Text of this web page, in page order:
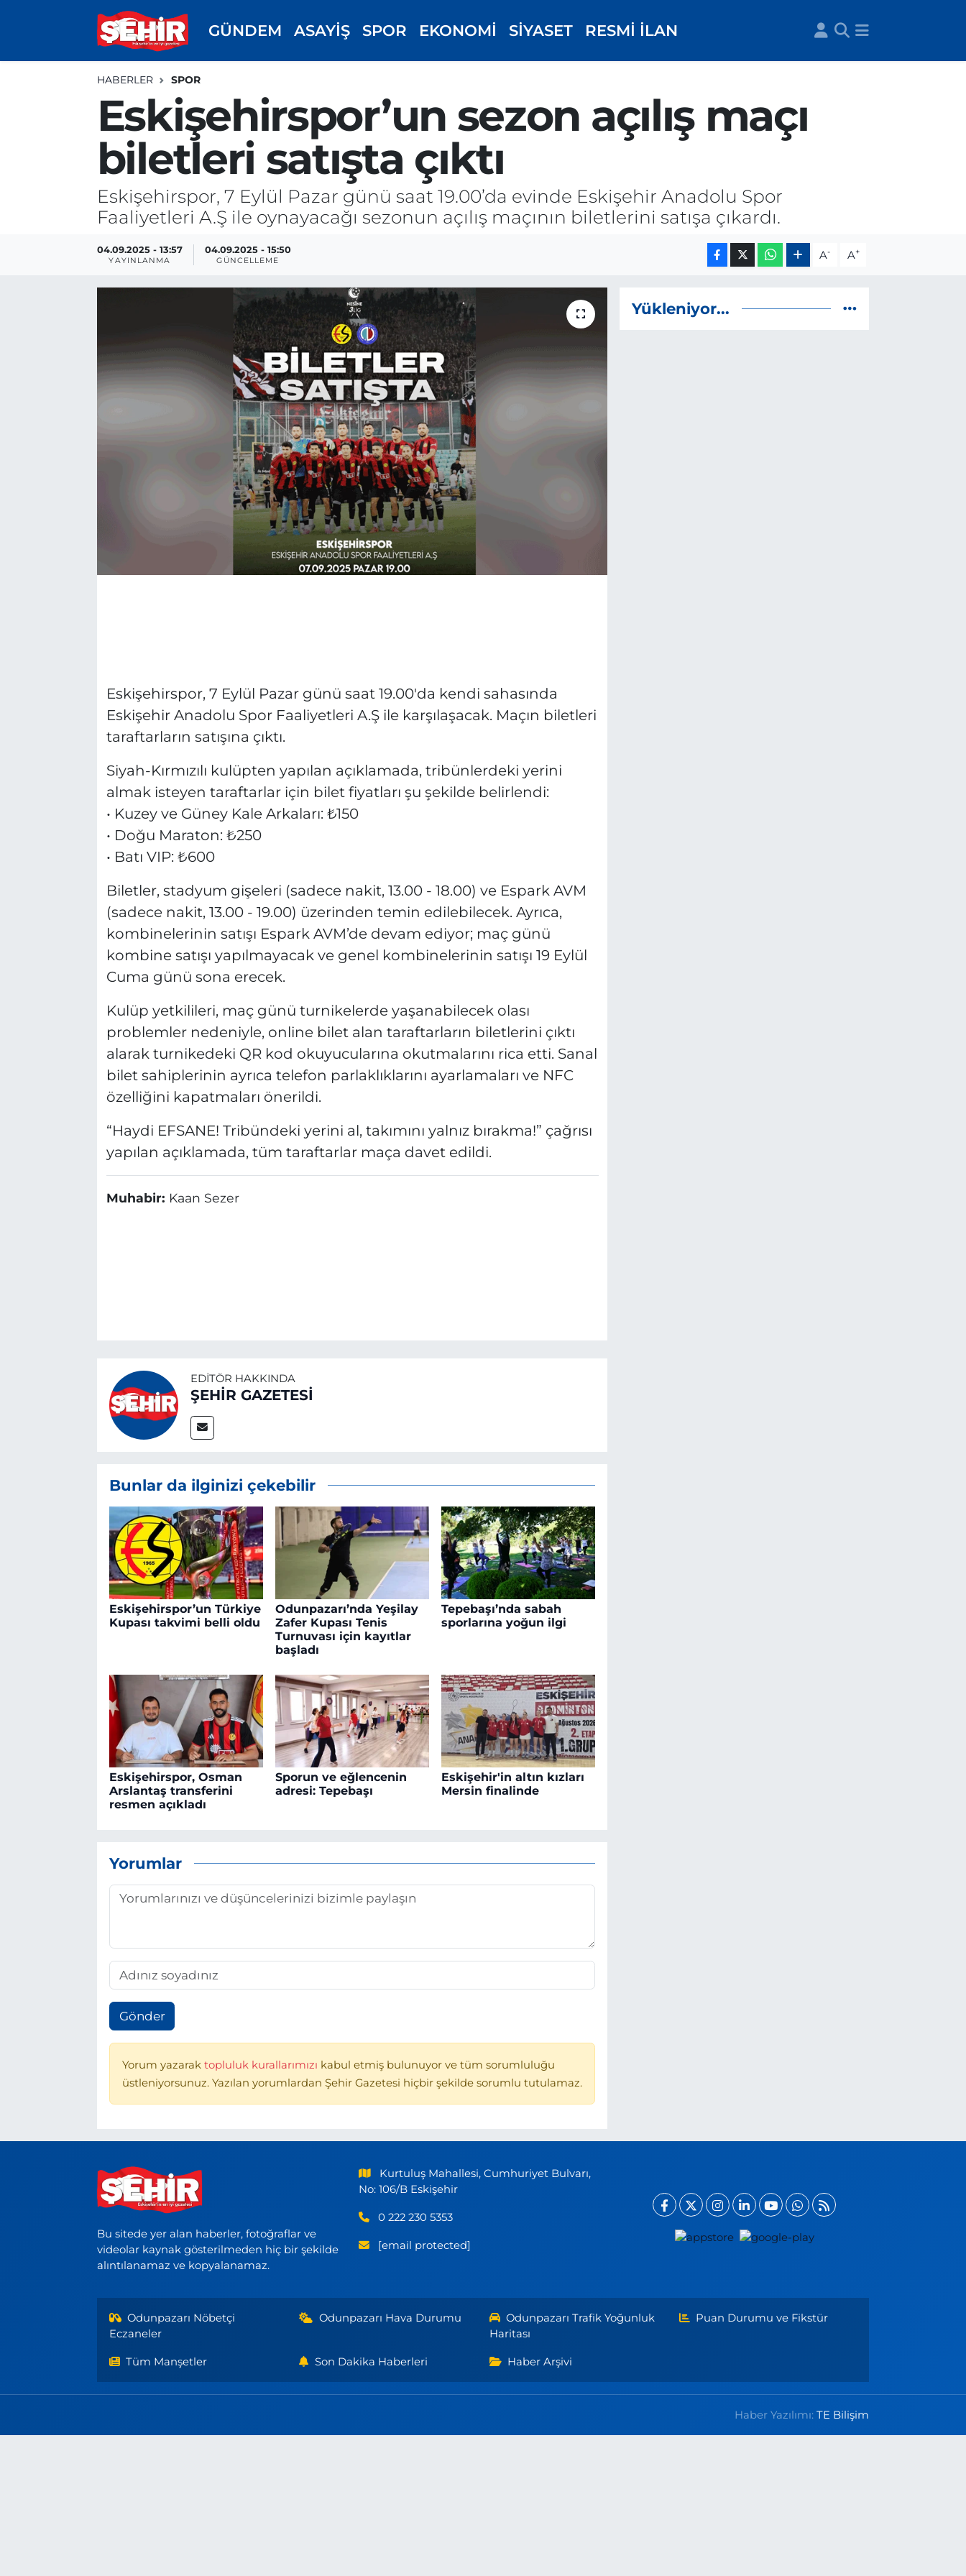
GÜNDEM ASAYİŞ SPOR EKONOMİ SİYASET RESMİ İLAN
HABERLER SPOR
Eskişehirspor’un sezon açılış maçı
biletleri satışta çıktı
Eskişehirspor, 7 Eylül Pazar günü saat 19.00’da evinde Eskişehir Anadolu Spor
Faaliyetleri A.Ş ile oynayacağı sezonun açılış maçının biletlerini satışa çıkardı.
04.09.2025 - 13:57
YAYINLANMA
04.09.2025 - 15:50
GÜNCELLEME A- A+
Eskişehirspor, 7 Eylül Pazar günü saat 19.00'da kendi sahasında
Eskişehir Anadolu Spor Faaliyetleri A.Ş ile karşılaşacak. Maçın biletleri
taraftarların satışına çıktı.
Siyah-Kırmızılı kulüpten yapılan açıklamada, tribünlerdeki yerini
almak isteyen taraftarlar için bilet fiyatları şu şekilde belirlendi:
• Kuzey ve Güney Kale Arkaları: ₺150
• Doğu Maraton: ₺250
• Batı VIP: ₺600
Biletler, stadyum gişeleri (sadece nakit, 13.00 - 18.00) ve Espark AVM
(sadece nakit, 13.00 - 19.00) üzerinden temin edilebilecek. Ayrıca,
kombinelerinin satışı Espark AVM’de devam ediyor; maç günü
kombine satışı yapılmayacak ve genel kombinelerinin satışı 19 Eylül
Cuma günü sona erecek.
Kulüp yetkilileri, maç günü turnikelerde yaşanabilecek olası
problemler nedeniyle, online bilet alan taraftarların biletlerini çıktı
alarak turnikedeki QR kod okuyucularına okutmalarını rica etti. Sanal
bilet sahiplerinin ayrıca telefon parlaklıklarını ayarlamaları ve NFC
özelliğini kapatmaları önerildi.
“Haydi EFSANE! Tribündeki yerini al, takımını yalnız bırakma!” çağrısı
yapılan açıklamada, tüm taraftarlar maça davet edildi.
Muhabir: Kaan Sezer
EDITÖR HAKKINDA
ŞEHİR GAZETESİ
Bunlar da ilginizi çekebilir
Eskişehirspor’un Türkiye
Kupası takvimi belli oldu
Odunpazarı’nda Yeşilay
Zafer Kupası Tenis
Turnuvası için kayıtlar
başladı
Tepebaşı’nda sabah
sporlarına yoğun ilgi
Eskişehirspor, Osman
Arslantaş transferini
resmen açıkladı
Sporun ve eğlencenin
adresi: Tepebaşı
Eskişehir'in altın kızları
Mersin finalinde
Yorumlar
Gönder
Yorum yazarak topluluk kurallarımızı kabul etmiş bulunuyor ve tüm sorumluluğu
üstleniyorsunuz. Yazılan yorumlardan Şehir Gazetesi hiçbir şekilde sorumlu tutulamaz.
Yükleniyor...
Bu sitede yer alan haberler, fotoğraflar ve
videolar kaynak gösterilmeden hiç bir şekilde
alıntılanamaz ve kopyalanamaz.
Kurtuluş Mahallesi, Cumhuriyet Bulvarı,
No: 106/B Eskişehir
0 222 230 5353
[email protected]
Odunpazarı Nöbetçi
Eczaneler
Odunpazarı Hava Durumu
Odunpazarı Trafik Yoğunluk
Haritası
Puan Durumu ve Fikstür
Tüm Manşetler Son Dakika Haberleri Haber Arşivi
Haber Yazılımı:TE Bilişim
EKONOMİ
Odunpazarı Nöbetçi Eczaneler
Odunpazarı Trafik Yoğunluk Haritası
TFF 3.Lig 4.Grup Puan Durumu ve Fikstür
Tüm Manşetler